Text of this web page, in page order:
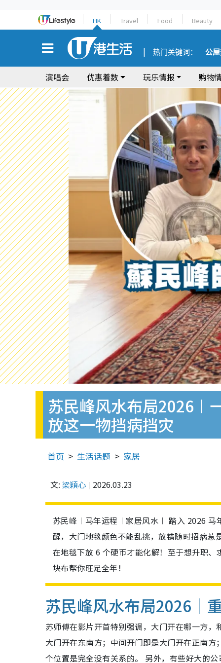
HK Travel Food Beauty
热门关键词： 公
演唱会 优惠着数 玩乐情报 购物
苏民峰风水布局2026︱
放这一物挡病挡灾
首页 生活话题 家居
文: 梁穎心 2026.03.23
苏民峰︱马年运程︱家居风水︱ 踏入 2026
醒，大门地毯颜色不能乱挑，放错随时招病
在地毯下放 6 个硬币才能化解！至于想升职
块布帮你旺足全年！
苏民峰风水布局2026｜
苏师傅在影片开首特别强调，大门开在哪一方
大门开在东南方；中间开门即是大门开在正南
个位置是完全没有关系的。 另外，有些好大的